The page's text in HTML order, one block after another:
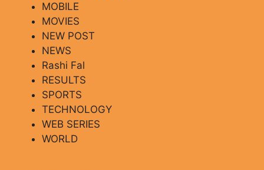
MOBILE
MOVIES
NEW POST
NEWS
Rashi Fal
RESULTS
SPORTS
TECHNOLOGY
WEB SERIES
WORLD